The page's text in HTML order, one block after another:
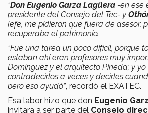
“Don Eugenio Garza Lagüera -en ese
presidente del Consejo del Tec- y
jefe, me pidieron que fuera de asesor,
recuperaba el patrimonio.
“Fue una tarea un poco difícil, porque
estaban ahí eran profesores muy
Domínguez y el arquitecto Pineda; y
contradecirlos a veces y decirles
pero eso ayudó”, recordó el EXATEC.
Esa labor hizo que don Eugenio
invitara a ser parte del Consejo